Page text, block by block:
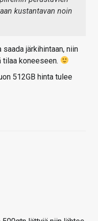
kustantavan noin
saada järkihintaan, niin
tilaa koneeseen.
512GB hinta tulee